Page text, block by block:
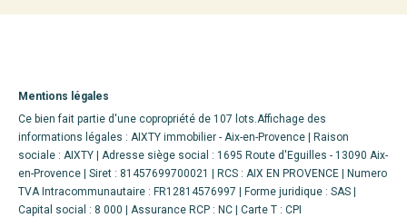
Mentions légales
Ce bien fait partie d'une copropriété de 107 lots.Affichage des
informations légales : AIXTY immobilier - Aix-en-Provence | Raison
sociale : AIXTY | Adresse siège social : 1695 Route d'Eguilles - 13090 Aix-
en-Provence | Siret : 81457699700021 | RCS : AIX EN PROVENCE | Numero
TVA Intracommunautaire : FR12814576997 | Forme juridique : SAS |
Capital social : 8 000 | Assurance RCP : NC | Carte T : CPI